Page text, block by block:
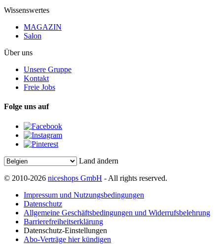
Wissenswertes
MAGAZIN
Salon
Über uns
Unsere Gruppe
Kontakt
Freie Jobs
Folge uns auf
Land ändern
© 2010-2026 niceshops GmbH - All rights reserved.
Impressum und Nutzungsbedingungen
Datenschutz
Allgemeine Geschäftsbedingungen und Widerrufsbelehrung
Barrierefreiheitserklärung
Datenschutz-Einstellungen
Abo-Verträge hier kündigen